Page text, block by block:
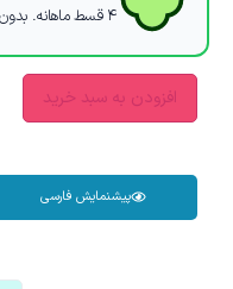
۴ قسط ماهانه. بدون سود، چک و ضامن.
افزودن به سبد خرید
پیشنمایش فارسی